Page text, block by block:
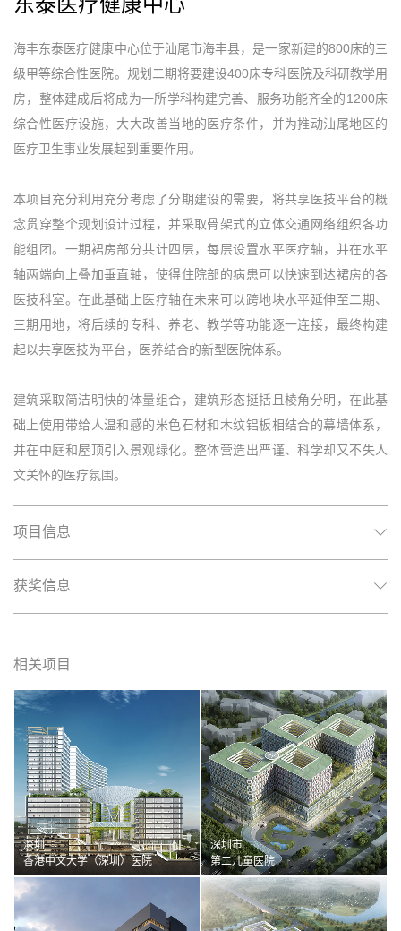
海丰东泰医疗健康中心位于汕尾市海丰县，是一家新建的800床的三
级甲等综合性医院。规划二期将要建设400床专科医院及科研教学用
房，整体建成后将成为一所学科构建完善、服务功能齐全的1200床
综合性医疗设施，大大改善当地的医疗条件，并为推动汕尾地区的
医疗卫生事业发展起到重要作用。
本项目充分利用充分考虑了分期建设的需要，将共享医技平台的概
念贯穿整个规划设计过程，并采取骨架式的立体交通网络组织各功
能组团。一期裙房部分共计四层，每层设置水平医疗轴，并在水平
轴两端向上叠加垂直轴，使得住院部的病患可以快速到达裙房的各
医技科室。在此基础上医疗轴在未来可以跨地块水平延伸至二期、
三期用地，将后续的专科、养老、教学等功能逐一连接，最终构建
起以共享医技为平台，医养结合的新型医院体系。
建筑采取简洁明快的体量组合，建筑形态挺括且棱角分明，在此基
础上使用带给人温和感的米色石材和木纹铝板相结合的幕墙体系，
并在中庭和屋顶引入景观绿化。整体营造出严谨、科学却又不失人
文关怀的医疗氛围。
项目信息
获奖信息
相关项目
深圳
香港中文大学（深圳）医院
深圳市
第二儿童医院